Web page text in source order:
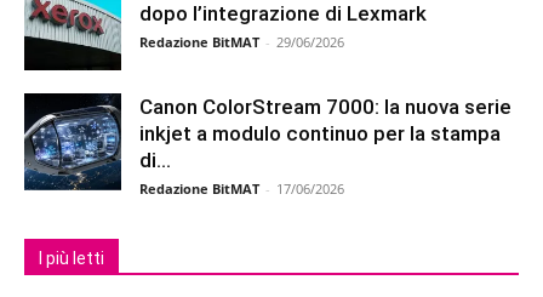
dopo l’integrazione di Lexmark
Redazione BitMAT - 29/06/2026
Canon ColorStream 7000: la nuova serie
inkjet a modulo continuo per la stampa
di...
Redazione BitMAT - 17/06/2026
I più letti